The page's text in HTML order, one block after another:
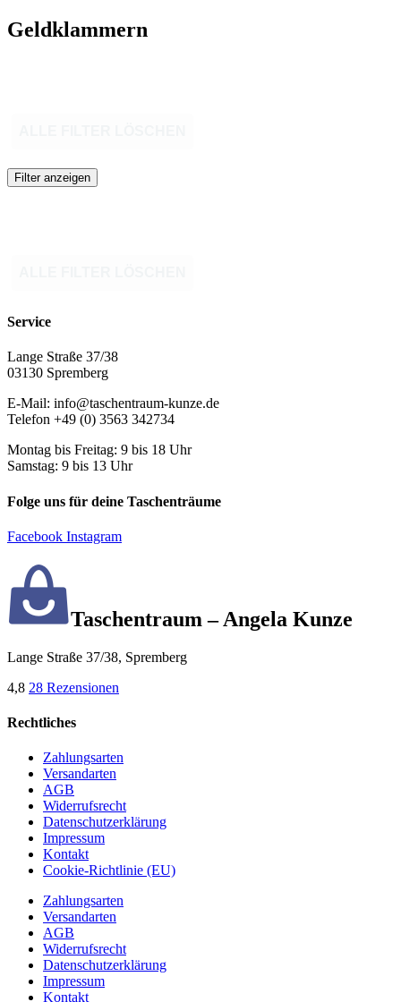
Geldklammern
Filter anzeigen
Service
Lange Straße 37/38
03130 Spremberg
E-Mail: info@taschentraum-kunze.de
Telefon +49 (0) 3563 342734
Montag bis Freitag: 9 bis 18 Uhr
Samstag: 9 bis 13 Uhr
Folge uns für deine Taschenträume
Facebook Instagram
Taschentraum – Angela Kunze
Lange Straße 37/38, Spremberg
4,8 28 Rezensionen
Rechtliches
Zahlungsarten
Versandarten
AGB
Widerrufsrecht
Datenschutzerklärung
Impressum
Kontakt
Cookie-Richtlinie (EU)
Zahlungsarten
Versandarten
AGB
Widerrufsrecht
Datenschutzerklärung
Impressum
Kontakt